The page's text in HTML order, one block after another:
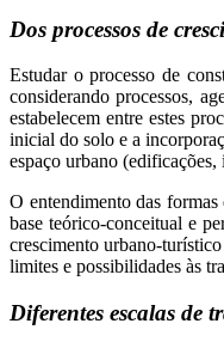
Dos processos de
Estudar o processo de
considerando processos,
estabelecem entre estes
inicial do solo e a
espaço urbano
O entendimento das
base teórico-conceitual e
crescimento urbano-
limites e possibilidades às
Diferentes escalas de